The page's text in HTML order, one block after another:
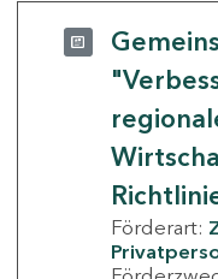
Förderart: